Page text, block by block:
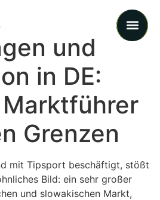
und
in DE:
Grenzen
mit Tipsport beschäftigt, stößt
Bild: ein sehr großer
und slowakischen Markt,